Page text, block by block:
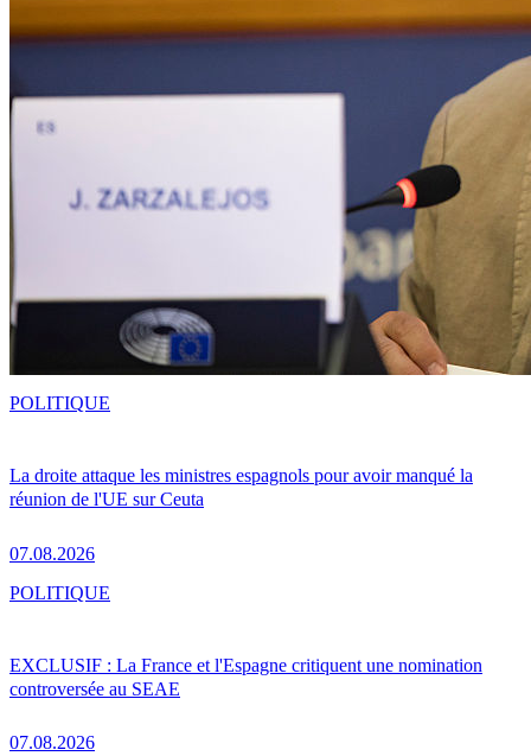
La droite attaque les ministres espagnols pour avoir manqué la
réunion de l'UE sur Ceuta
07.08.2026
POLITIQUE
EXCLUSIF : La France et l'Espagne critiquent une nomination
controversée au SEAE
07.08.2026
POLITIQUE